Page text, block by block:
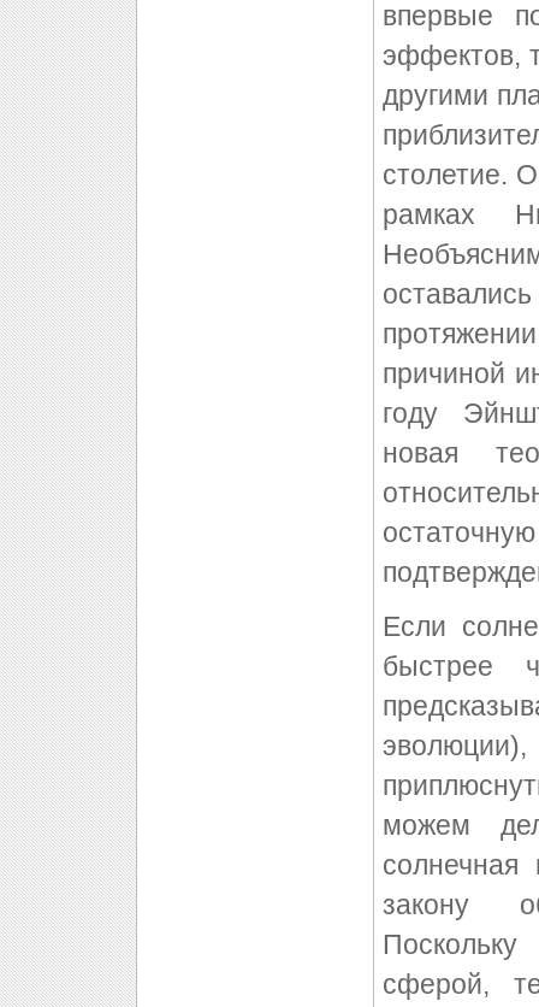
впервые
эффектов,
другими
столетие.
рамках
причиной
году
новая
Если
быстрее
можем
солнечная
закону
сферой,